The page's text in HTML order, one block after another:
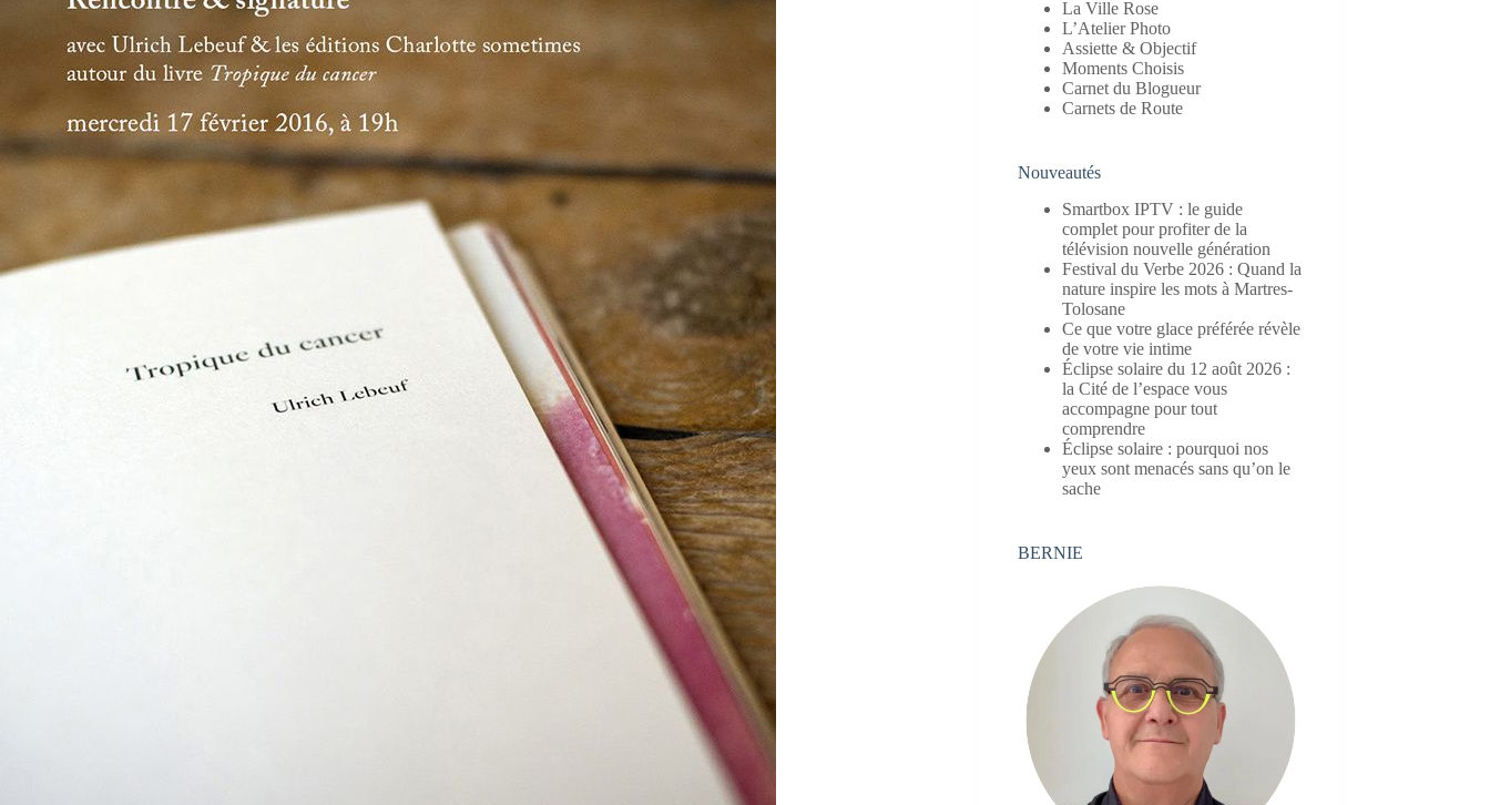
La Ville Rose
L’Atelier Photo
Assiette & Objectif
Moments Choisis
Carnet du Blogueur
Carnets de Route
Nouveautés
Smartbox IPTV : le guide
complet pour profiter de la
télévision nouvelle génération
Festival du Verbe 2026 : Quand la
nature inspire les mots à Martres-
Tolosane
Ce que votre glace préférée révèle
de votre vie intime
Éclipse solaire du 12 août 2026 :
la Cité de l’espace vous
accompagne pour tout
comprendre
Éclipse solaire : pourquoi nos
yeux sont menacés sans qu’on le
sache
BERNIE